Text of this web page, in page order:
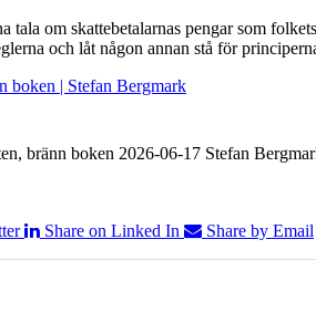
tala om skattebetalarnas pengar som
och låt någon annan stå för
boken | Stefan Bergmark
bränn boken 2026-06-17 Stefan
Share on Linked In Share by Email